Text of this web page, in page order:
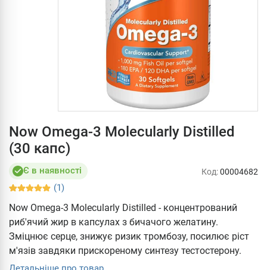
Now Omega-3 Molecularly Distilled
(30 капс)
Є в наявності
(1)
Код:00004682
Now Omega-3 Molecularly Distilled - концентрований
риб'ячий жир в капсулах з бичачого желатину.
Зміцнює серце, знижує ризик тромбозу, посилює ріст
м'язів завдяки прискореному синтезу тестостерону.